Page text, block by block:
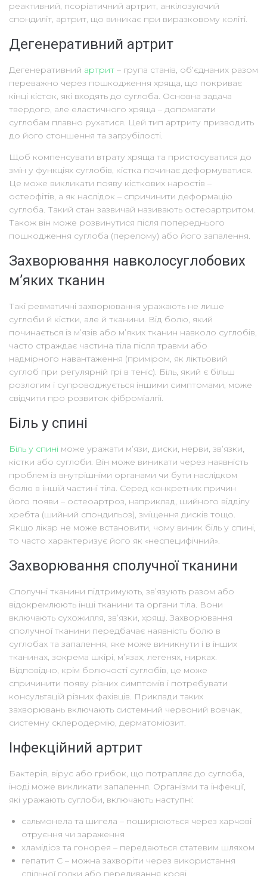
реактивний, псоріатичний артрит, анкілозуючий
спондиліт, артрит, що виникає при виразковому коліті.
Дегенеративний артрит
Дегенеративний артрит – група станів, об’єднаних разом
переважно через пошкодження хряща, що покриває
кінці кісток, які входять до суглоба. Основна задача
твердого, але еластичного хряща – допомагати
суглобам плавно рухатися. Цей тип артриту призводить
до його стоншення та загрубілості.
Щоб компенсувати втрату хряща та пристосуватися до
змін у функціях суглобів, кістка починає деформуватися.
Це може викликати появу кісткових наростів –
остеофітів, а як наслідок – спричинити деформацію
суглоба. Такий стан зазвичай називають остеоартритом.
Також він може розвинутися після попереднього
пошкодження суглоба (перелому) або його запалення.
Захворювання навколосуглобових
м’яких тканин
Такі ревматичні захворювання уражають не лише
суглоби й кістки, але й тканини. Від болю, який
починається із м’язів або м’яких тканин навколо суглобів,
часто страждає частина тіла після травми або
надмірного навантаження (приміром, як ліктьовий
суглоб при регулярній грі в теніс). Біль, який є більш
розлогим і супроводжується іншими симптомами, може
свідчити про розвиток фіброміалгії.
Біль у спині
Біль у спині може уражати м’язи, диски, нерви, зв’язки,
кістки або суглоби. Він може виникати через наявність
проблем із внутрішніми органами чи бути наслідком
болю в іншій частині тіла. Серед конкретних причин
його появи – остеоартроз, наприклад, шийного відділу
хребта (шийний спондильоз), зміщення дисків тощо.
Якщо лікар не може встановити, чому виник біль у спині,
то часто характеризує його як «неспецифічний».
Захворювання сполучної тканини
Сполучні тканини підтримують, зв’язують разом або
відокремлюють інші тканини та органи тіла. Вони
включають сухожилля, зв’язки, хрящі. Захворювання
сполучної тканини передбачає наявність болю в
суглобах та запалення, яке може виникнути і в інших
тканинах, зокрема шкірі, м’язах, легенях, нирках.
Відповідно, крім болючості суглобів, це може
спричинити появу різних симптомів і потребувати
консультацій різних фахівців. Приклади таких
захворювань включають системний червоний вовчак,
системну склеродермію, дерматоміозит.
Інфекційний артрит
Бактерія, вірус або грибок, що потрапляє до суглоба,
іноді може викликати запалення. Організми та інфекції,
які уражають суглоби, включають наступні:
сальмонела та шигела – поширюються через харчові
отруєння чи зараження
хламідіоз та гонорея – передаються статевим шляхом
гепатит С – можна захворіти через використання
спільної голки або переливання крові